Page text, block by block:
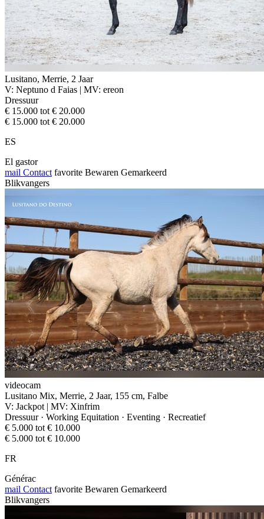
Lusitano, Merrie, 2 Jaar
V: Neptuno d Faias | MV: ereon
Dressuur
€ 15.000 tot € 20.000
€ 15.000 tot € 20.000
ES
El gastor
mail Contact favorite Bewaren Gemarkeerd
Blikvangers
videocam
Lusitano Mix, Merrie, 2 Jaar, 155 cm, Falbe
V: Jackpot | MV: Xinfrim
Dressuur · Working Equitation · Eventing · Recreatief
€ 5.000 tot € 10.000
€ 5.000 tot € 10.000
FR
Générac
mail Contact favorite Bewaren Gemarkeerd
Blikvangers